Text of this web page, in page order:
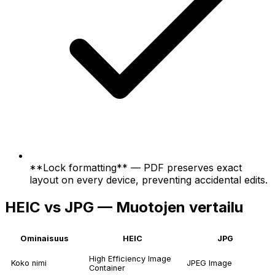
**Lock formatting** — PDF preserves exact
layout on every device, preventing accidental edits.
HEIC vs JPG — Muotojen vertailu
Ominaisuus HEIC JPG
Koko nimi
High Efficiency Image
Container
JPEG Image